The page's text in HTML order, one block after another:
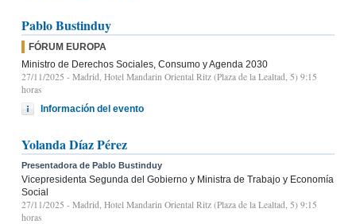
Pablo Bustinduy
FÓRUM EUROPA
Ministro de Derechos Sociales, Consumo y Agenda 2030
27/11/2025 - Madrid, Hotel Mandarin Oriental Ritz (Plaza de la Lealtad, 5) 9:15
horas
Información del evento
Yolanda Díaz Pérez
Presentadora de Pablo Bustinduy
Vicepresidenta Segunda del Gobierno y Ministra de Trabajo y Economía
Social
27/11/2025 - Madrid, Hotel Mandarin Oriental Ritz (Plaza de la Lealtad, 5) 9:15
horas